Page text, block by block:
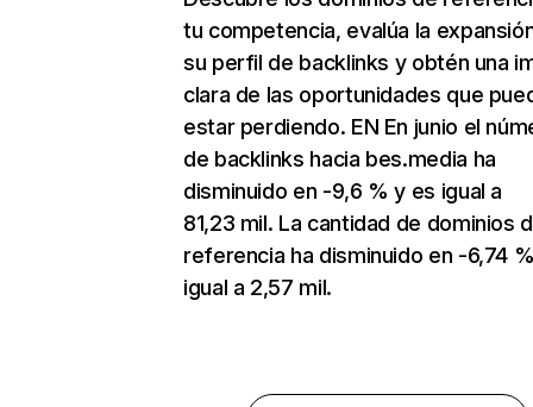
tu competencia, evalúa la
su perfil de backlinks y obtén una
clara de las oportunidades que
estar perdiendo. EN En junio el
de backlinks hacia bes.media ha
disminuido en -9,6 % y es igual a
81,23 mil. La cantidad de dominios
referencia ha disminuido en -6,74
igual a 2,57 mil.